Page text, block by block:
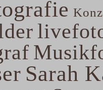
Sarah